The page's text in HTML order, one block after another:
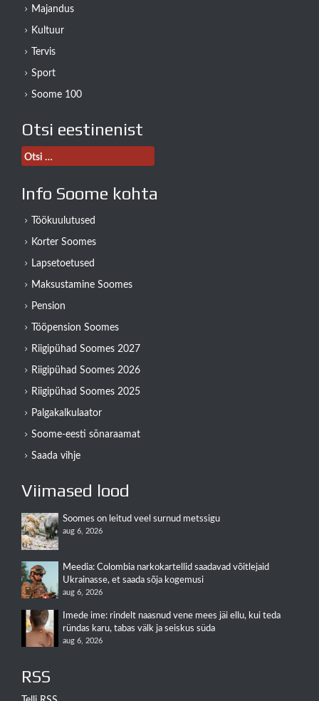
Majandus
Kultuur
Tervis
Sport
Soome 100
Otsi eestinenist
Otsi:
Info Soome kohta
Töökuulutused
Korter Soomes
Lapsetoetused
Maksustamine Soomes
Pension
Tööpension Soomes
Riigipühad Soomes 2027
Riigipühad Soomes 2026
Riigipühad Soomes 2025
Palgakalkulaator
Soome-eesti sõnaraamat
Saada vihje
Viimased lood
Soomes on leitud veel surnud metssigu
aug 6, 2026
Meedia: Colombia narkokartellid saadavad võitlejaid
Ukrainasse, et saada sõja kogemusi
aug 6, 2026
Imede ime: rindelt naasnud vene mees jäi ellu, kui teda
ründas karu, tabas välk ja seiskus süda
aug 6, 2026
RSS